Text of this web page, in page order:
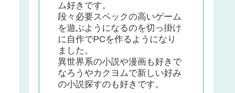
ム好きです。
段々必要スペックの高いゲーム
を遊ぶようになるのを切っ掛け
に自作でPCを作るようになり
ました。
異世界系の小説や漫画も好きで
なろうやカクヨムで新しい好み
の小説探すのも好きです。